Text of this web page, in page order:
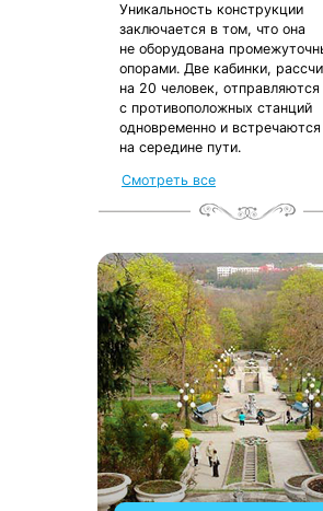
Уникальность конструкции
заключается в том, что она
не оборудована
опорами. Две кабинки,
на 20 человек, отправляются
с противоположных станций
одновременно и встречаются
на середине пути.
Смотреть все